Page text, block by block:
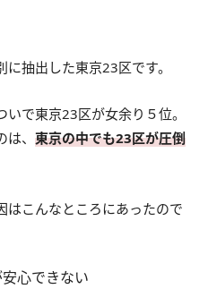
抽出した東京23区です。
で東京23区が女余り５位。
、 東京の中でも23区が圧倒
はこんなところにあったので
心できない